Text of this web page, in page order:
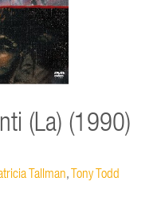
(La) (1990)
Tallman, Tony Todd